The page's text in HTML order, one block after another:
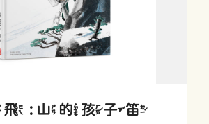
: 山的孩子笛